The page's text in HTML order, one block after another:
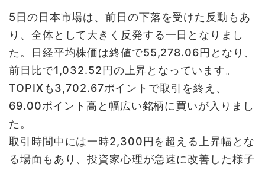
5日の日本市場は、前日の下落を受けた反動もあ
り、全体として大きく反発する一日となりまし
た。日経平均株価は終値で55,278.06円となり、
前日比で1,032.52円の上昇となっています。
TOPIXも3,702.67ポイントで取引を終え、
69.00ポイント高と幅広い銘柄に買いが入りまし
た。
取引時間中には一時2,300円を超える上昇幅とな
る場面もあり、投資家心理が急速に改善した様子